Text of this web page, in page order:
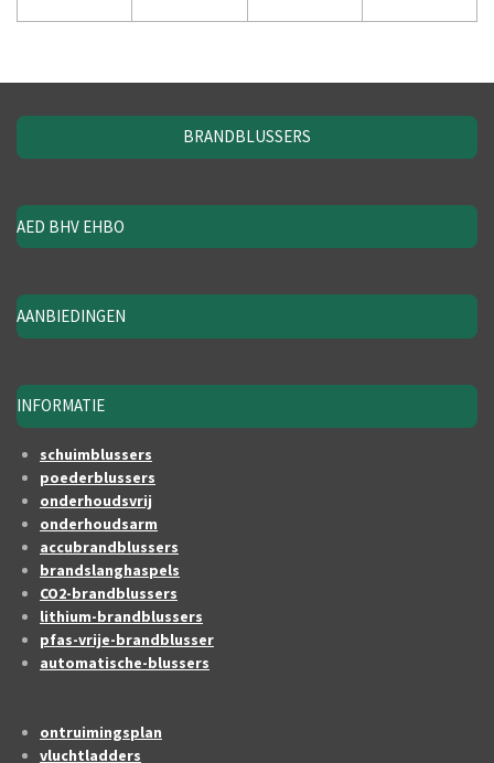
BRANDBLUSSERS
AED BHV EHBO
AANBIEDINGEN
INFORMATIE
schuimblussers
poederblussers
onderhoudsvrij
onderhoudsarm
accubrandblussers
brandslanghaspels
CO2-brandblussers
lithium-brandblussers
pfas-vrije-brandblusser
automatische-blussers
ontruimingsplan
vluchtladders